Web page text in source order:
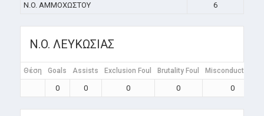
N.O. ΑΜΜΟΧΩΣΤΟΥ
6
N.O. ΛΕΥΚΩΣΙΑΣ
Θέση Goals Assists Exclusion Foul Brutality Foul Misconduct Foul
0 0 0 0 0